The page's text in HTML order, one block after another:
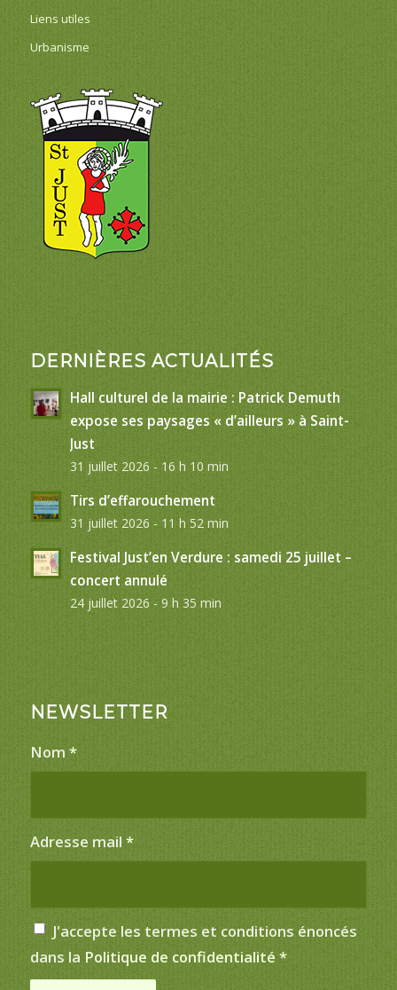
Liens utiles
Urbanisme
DERNIÈRES ACTUALITÉS
Hall culturel de la mairie : Patrick Demuth
expose ses paysages « d’ailleurs » à Saint-
Just
31 juillet 2026 - 16 h 10 min
Tirs d’effarouchement
31 juillet 2026 - 11 h 52 min
Festival Just’en Verdure : samedi 25 juillet –
concert annulé
24 juillet 2026 - 9 h 35 min
NEWSLETTER
Nom *
Adresse mail *
J'accepte les termes et conditions énoncés
dans la Politique de confidentialité *